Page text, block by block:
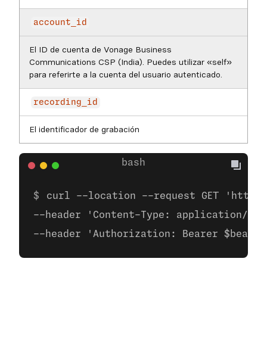
account_id
El ID de cuenta de Vonage Business
Communications CSP (India). Puedes utilizar «self»
para referirte a la cuenta del usuario autenticado.
recording_id
El identificador de grabación
curl --location --request GET
--header 'Content-Type: application/
--header 'Authorization: Bearer